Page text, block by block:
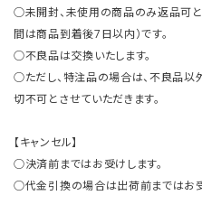
○未開封、未使用の商品のみ返品可と
間は商品到着後7日以内）です。
○不良品は交換いたします。
○ただし、特注品の場合は、不良品以
切不可とさせていただきます。
【キャンセル】
○決済前まではお受けします。
○代金引換の場合は出荷前まではお受